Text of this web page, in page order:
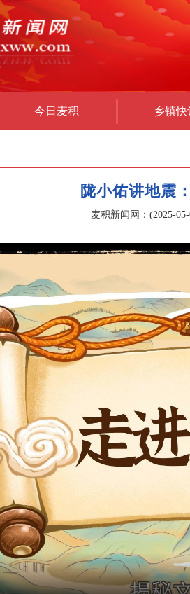
今日麦积 乡镇快
陇小佑讲地震
麦积新闻网：(2025-